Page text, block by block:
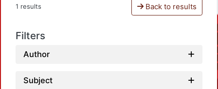
1 results Back to results
Filters
Author
Subject